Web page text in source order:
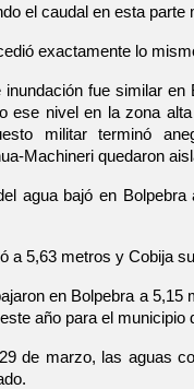
el caudal en esta parte
exactamente lo
fue similar
ese nivel en la zona
militar terminó
Machineri quedaron
agua bajó en
a 5,63 metros y Cobija
en Bolpebra a 5,15
año para el municipio
de marzo, las aguas